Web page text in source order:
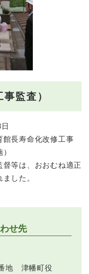
監査）
長寿命化改修工事
等は、おおむね適正
した。
せ先
地 津幡町役